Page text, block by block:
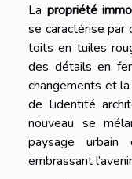
La propriété
se caractérise
toits en tuiles
des détails en fer
changements et
de l’identité
nouveau se
paysage
embrassant